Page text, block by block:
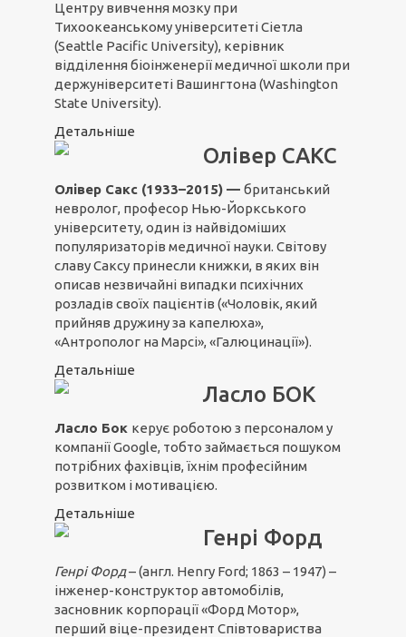
Центру вивчення мозку при
Тихоокеанському університеті Сіетла
(Seattle Pacific University), керівник
відділення біоінженерії медичної школи при
держуніверситеті Вашингтона (Washington
State University).
Детальніше
Олівер САКС
Олівер Сакс (1933–2015) — британський
невролог, професор Нью-Йоркського
університету, один із найвідоміших
популяризаторів медичної науки. Світову
славу Саксу принесли книжки, в яких він
описав незвичайні випадки психічних
розладів своїх пацієнтів («Чоловік, який
прийняв дружину за капелюха»,
«Антрополог на Марсі», «Галюцинації»).
Детальніше
Ласло БОК
Ласло Бок керує роботою з персоналом у
компанії Google, тобто займається пошуком
потрібних фахівців, їхнім професійним
розвитком і мотивацією.
Детальніше
Генрі Форд
Генрі Форд– (англ. Henry Ford; 1863 – 1947) –
інженер-конструктор автомобілів,
засновник корпорації «Форд Мотор»,
перший віце-президент Співтовариства